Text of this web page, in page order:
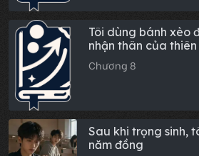
Tôi dùng bánh xèo
nhận thân của
Chương 8
Sau khi trọng sinh,
năm đồng